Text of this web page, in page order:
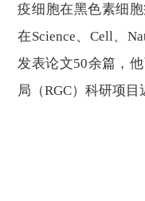
疫细胞在黑色素细
在Science、Cell、
发表论文50余篇，他
局（RGC）科研项目